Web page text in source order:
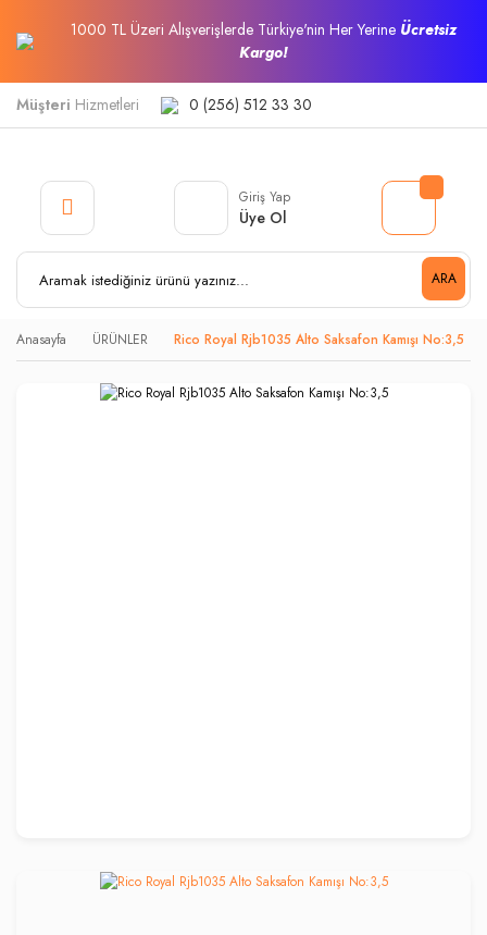
1000 TL Üzeri Alışverişlerde Türkiye'nin Her Yerine Ücretsiz
Kargo!
Müşteri Hizmetleri 0 (256) 512 33 30
ARA
Giriş Yap
Üye Ol
Anasayfa ÜRÜNLER Rico Royal Rjb1035 Alto Saksafon Kamışı No:3,5